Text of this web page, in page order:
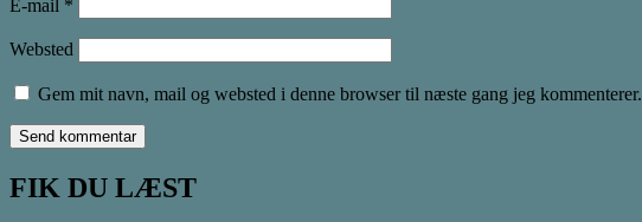
E-mail *
Websted
Gem mit navn, mail og websted i denne browser til næste gang jeg kommenterer.
FIK DU LÆST